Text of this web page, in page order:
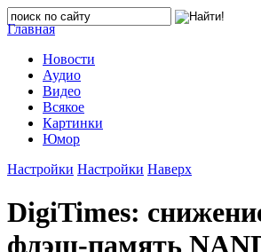
Главная
Новости
Аудио
Видео
Всякое
Картинки
Юмор
Настройки Настройки Наверх
DigiTimes:
флэш-память